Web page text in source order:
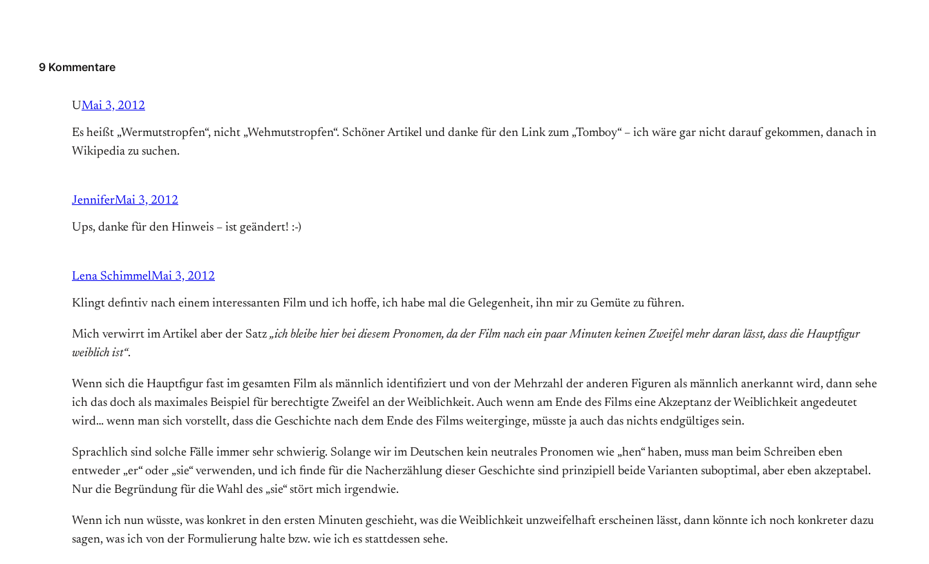
9 Kommentare
UMai 3, 2012
Es heißt „Wermutstropfen“, nicht „Wehmutstropfen“. Schöner Artikel und danke für den Link zum „Tomboy“ – ich wäre gar nicht darauf gekommen, danach in
Wikipedia zu suchen.
JenniferMai 3, 2012
Ups, danke für den Hinweis – ist geändert! :-)
Lena SchimmelMai 3, 2012
Klingt defintiv nach einem interessanten Film und ich hoffe, ich habe mal die Gelegenheit, ihn mir zu Gemüte zu führen.
Mich verwirrt im Artikel aber der Satz „ich bleibe hier bei diesem Pronomen, da der Film nach ein paar Minuten keinen Zweifel mehr daran lässt, dass die Hauptfigur
weiblich ist“.
Wenn sich die Hauptfigur fast im gesamten Film als männlich identifiziert und von der Mehrzahl der anderen Figuren als männlich anerkannt wird, dann sehe
ich das doch als maximales Beispiel für berechtigte Zweifel an der Weiblichkeit. Auch wenn am Ende des Films eine Akzeptanz der Weiblichkeit angedeutet
wird… wenn man sich vorstellt, dass die Geschichte nach dem Ende des Films weiterginge, müsste ja auch das nichts endgültiges sein.
Sprachlich sind solche Fälle immer sehr schwierig. Solange wir im Deutschen kein neutrales Pronomen wie „hen“ haben, muss man beim Schreiben eben
entweder „er“ oder „sie“ verwenden, und ich finde für die Nacherzählung dieser Geschichte sind prinzipiell beide Varianten suboptimal, aber eben akzeptabel.
Nur die Begründung für die Wahl des „sie“ stört mich irgendwie.
Wenn ich nun wüsste, was konkret in den ersten Minuten geschieht, was die Weiblichkeit unzweifelhaft erscheinen lässt, dann könnte ich noch konkreter dazu
sagen, was ich von der Formulierung halte bzw. wie ich es stattdessen sehe.